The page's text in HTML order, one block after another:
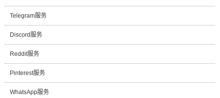
Telegram服务
Discord服务
Reddit服务
Pinterest服务
WhatsApp服务